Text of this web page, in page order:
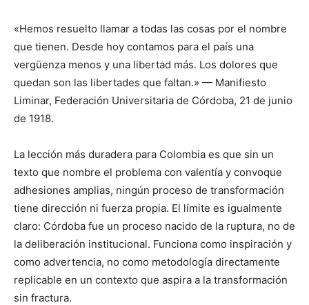
«Hemos resuelto llamar a todas las cosas por el nombre
que tienen. Desde hoy contamos para el país una
vergüenza menos y una libertad más. Los dolores que
quedan son las libertades que faltan.» — Manifiesto
Liminar, Federación Universitaria de Córdoba, 21 de junio
de 1918.
La lección más duradera para Colombia es que sin un
texto que nombre el problema con valentía y convoque
adhesiones amplias, ningún proceso de transformación
tiene dirección ni fuerza propia. El límite es igualmente
claro: Córdoba fue un proceso nacido de la ruptura, no de
la deliberación institucional. Funciona como inspiración y
como advertencia, no como metodología directamente
replicable en un contexto que aspira a la transformación
sin fractura.